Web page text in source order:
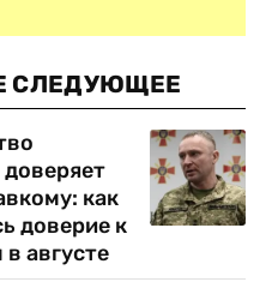
СЛЕДУЮЩЕЕ
как
доверие к
августе